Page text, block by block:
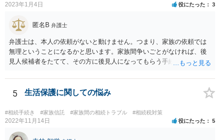
2023年1月4日 役にたった 3
匿名B 弁護士
弁護士は、本人の依頼がないと動けません。つまり、家族の依頼では
無理ということになるかと思います。家族間争いごとがなければ、後
見人候補者をたてて、その方に後見人になってもらう手続をすすめた
5 生活保護に関しての悩み
#相続手続き #家族信託 #家族間の相続トラブル #相続税対策
2022年11月14日 役にたった 5